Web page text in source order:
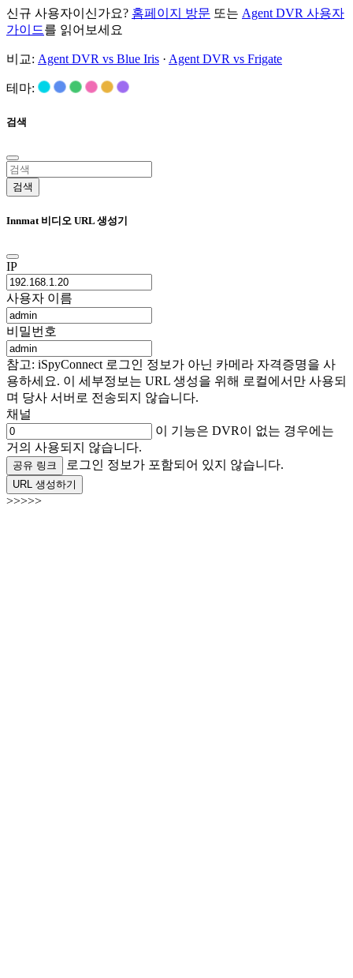
신규 사용자이신가요? 홈페이지 방문 또는 Agent DVR 사용자
가이드를 읽어보세요
비교: Agent DVR vs Blue Iris · Agent DVR vs Frigate
테마:
검색
검색
Innmat 비디오 URL 생성기
IP
사용자 이름
비밀번호
참고: iSpyConnect 로그인 정보가 아닌 카메라 자격증명을 사
용하세요. 이 세부정보는 URL 생성을 위해 로컬에서만 사용되
며 당사 서버로 전송되지 않습니다.
채널
이 기능은 DVR이 없는 경우에는
거의 사용되지 않습니다.
공유 링크 로그인 정보가 포함되어 있지 않습니다.
URL 생성하기
>>>>>